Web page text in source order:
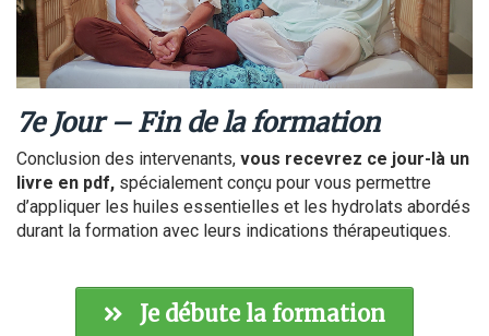
7e Jour – Fin de la formation
Conclusion des intervenants, vous recevrez ce jour-là un
livre en pdf, spécialement conçu pour vous permettre
d’appliquer les huiles essentielles et les hydrolats abordés
durant la formation avec leurs indications thérapeutiques.
Je débute la formation